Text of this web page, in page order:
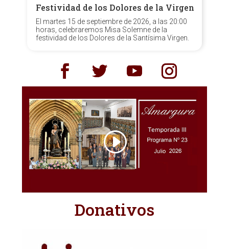
Festividad de los Dolores de la Virgen
El martes 15 de septiembre de 2026, a las 20:00
horas, celebraremos Misa Solemne de la
festividad de los Dolores de la Santísima Virgen.
Donativos